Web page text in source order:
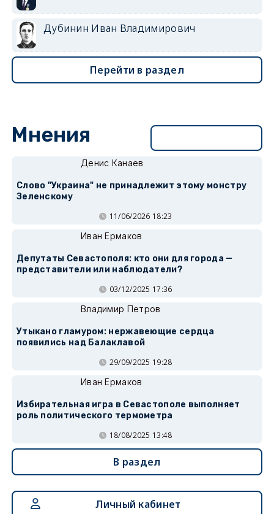
Дубинин Иван Владимирович
Перейти в раздел
Мнения
Денис Канаев
Слово "Украина" не принадлежит этому монстру
Зеленскому
11/06/2026 18:23
Иван Ермаков
Депутаты Севастополя: кто они для города —
представители или наблюдатели?
03/12/2025 17:36
Владимир Петров
Утыкано гламуром: нержавеющие сердца
появились над Балаклавой
29/09/2025 19:28
Иван Ермаков
Избирательная игра в Севастополе выполняет
роль политического термометра
18/08/2025 13:48
В раздел
Личный кабинет